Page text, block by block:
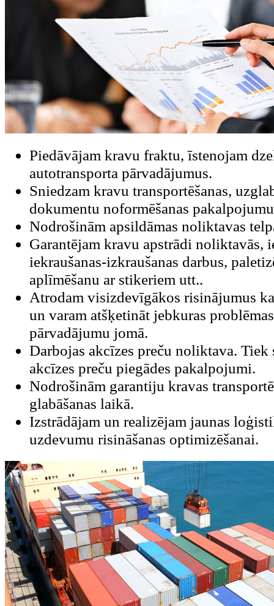
Piedāvājam kravu fraktu, īstenojam
autotransporta pārvadājumus.
Sniedzam kravu transportēšanas,
dokumentu noformēšanas
Nodrošinām apsildāmas noliktavas
Garantējam kravu apstrādi noliktavās,
iekraušanas-izkraušanas darbus,
aplīmēšanu ar stikeriem utt..
Atrodam visizdevīgākos risinājumus
un varam atšķetināt jebkuras
pārvadājumu jomā.
Darbojas akcīzes preču noliktava.
akcīzes preču piegādes pakalpojumi.
Nodrošinām garantiju kravas
glabāšanas laikā.
Izstrādājam un realizējam jaunas
uzdevumu risināšanas optimizēšanai.